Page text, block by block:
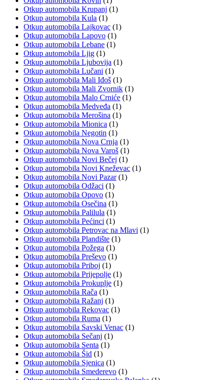
Otkup automobila Krupanj (1)
Otkup automobila Kula (1)
Otkup automobila Lajkovac (1)
Otkup automobila Lapovo (1)
Otkup automobila Lebane (1)
Otkup automobila Ljig (1)
Otkup automobila Ljubovija (1)
Otkup automobila Lučani (1)
Otkup automobila Mali Iđoš (1)
Otkup automobila Mali Zvornik (1)
Otkup automobila Malo Crniće (1)
Otkup automobila Medveđa (1)
Otkup automobila Merošina (1)
Otkup automobila Mionica (1)
Otkup automobila Negotin (1)
Otkup automobila Nova Crnja (1)
Otkup automobila Nova Varoš (1)
Otkup automobila Novi Bečej (1)
Otkup automobila Novi Kneževac (1)
Otkup automobila Novi Pazar(1)
Otkup automobila Odžaci (1)
Otkup automobila Opovo (1)
Otkup automobila Osečina (1)
Otkup automobila Palilula (1)
Otkup automobila Pećinci (1)
Otkup automobila Petrovac na Mlavi (1)
Otkup automobila Plandište (1)
Otkup automobila Požega (1)
Otkup automobila Preševo (1)
Otkup automobila Priboj (1)
Otkup automobila Prijepolje (1)
Otkup automobila Prokuplje (1)
Otkup automobila Rača (1)
Otkup automobila Ražanj (1)
Otkup automobila Rekovac (1)
Otkup automobila Ruma (1)
Otkup automobila Savski Venac (1)
Otkup automobila Sečanj (1)
Otkup automobila Senta (1)
Otkup automobila Šid (1)
Otkup automobila Sjenica (1)
Otkup automobila Smederevo (1)